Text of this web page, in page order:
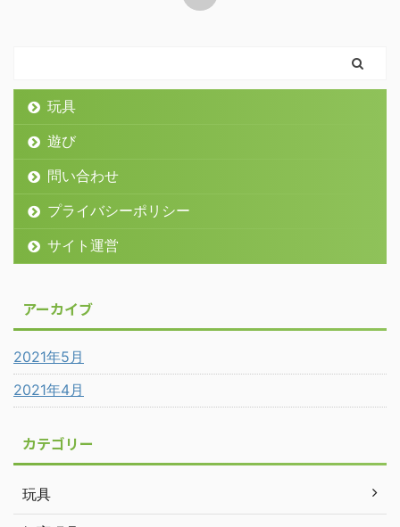
玩具
遊び
問い合わせ
プライバシーポリシー
サイト運営
アーカイブ
2021年5月
2021年4月
カテゴリー
玩具